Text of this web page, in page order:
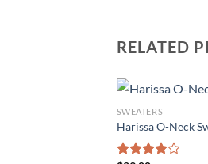
RELATED
SWEATERS
Harissa O-Neck